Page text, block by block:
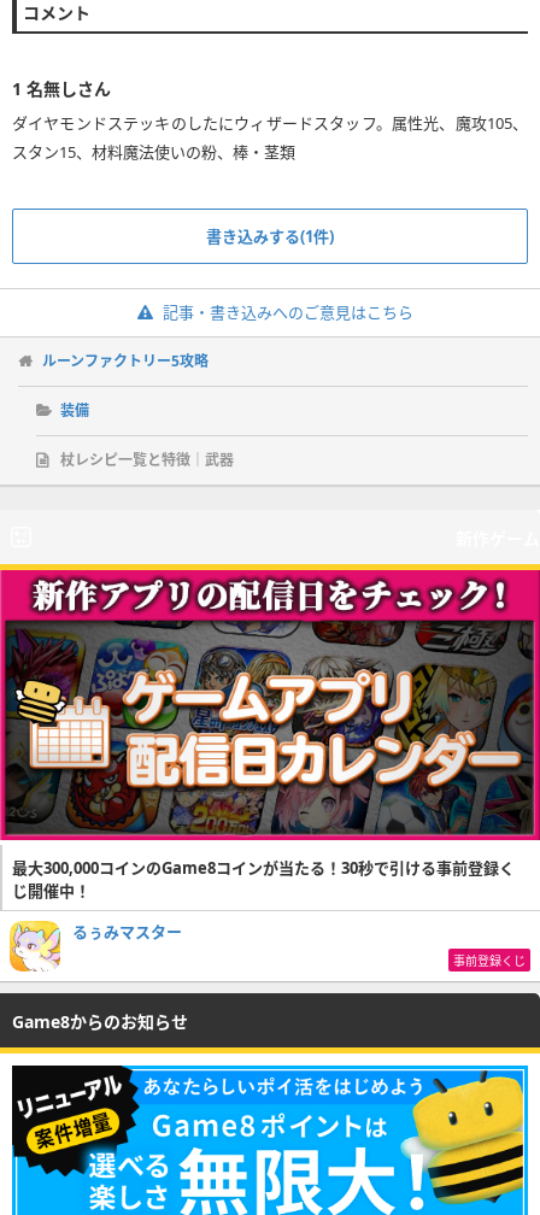
コメント
1 名無しさん
ダイヤモンドステッキのしたにウィザードスタッフ。属性光、魔攻105、
スタン15、材料魔法使いの粉、棒・茎類
書き込みする(1件)
記事・書き込みへのご意見はこちら
ルーンファクトリー5攻略
装備
杖レシピ一覧と特徴｜武器
最大300,000コインのGame8コインが当たる！30秒で引ける事前登録く
じ開催中！
るぅみマスター
事前登録くじ
Game8からのお知らせ